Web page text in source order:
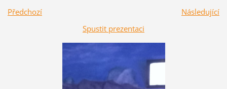
Předchozí
Následující
Spustit prezentaci